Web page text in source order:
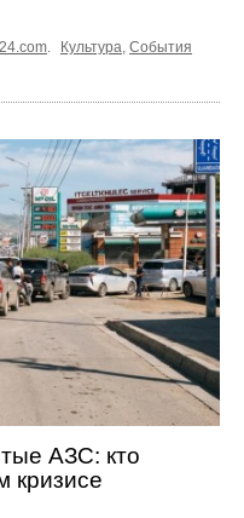
. Культура, События
АЗС: кто
кризисе